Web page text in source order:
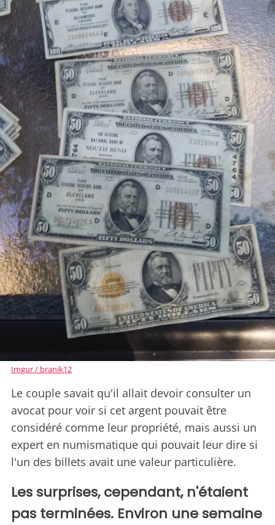
Imgur / branik12
Le couple savait qu'il allait devoir consulter un
avocat pour voir si cet argent pouvait être
considéré comme leur propriété, mais aussi un
expert en numismatique qui pouvait leur dire si
l'un des billets avait une valeur particulière.
Les surprises, cependant, n'étaient
pas terminées. Environ une semaine